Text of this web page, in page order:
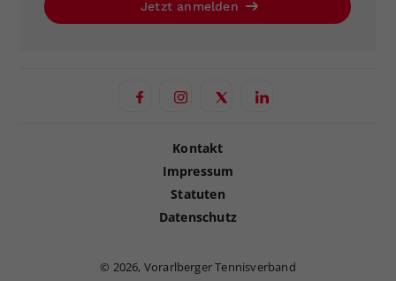
Jetzt anmelden
Kontakt
Impressum
Statuten
Datenschutz
© 2026, Vorarlberger Tennisverband